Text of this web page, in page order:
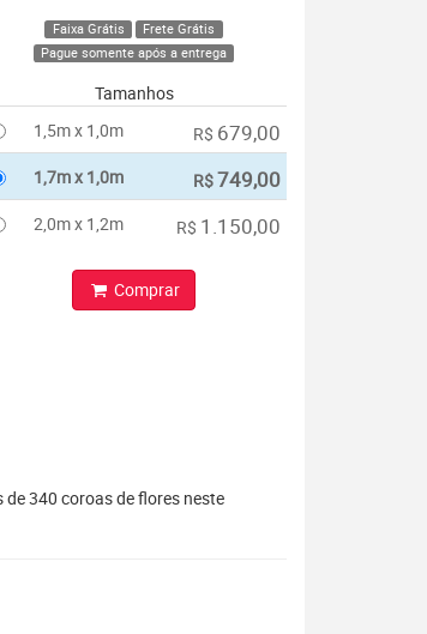
Faixa Grátis
Frete Grátis
Pague somente após a entrega
Tamanhos
1,5m x 1,0m
R$ 679,00
1,7m x 1,0m R$749,00
2,0m x 1,2m R$ 1.150,00
Comprar
340 coroas de flores neste